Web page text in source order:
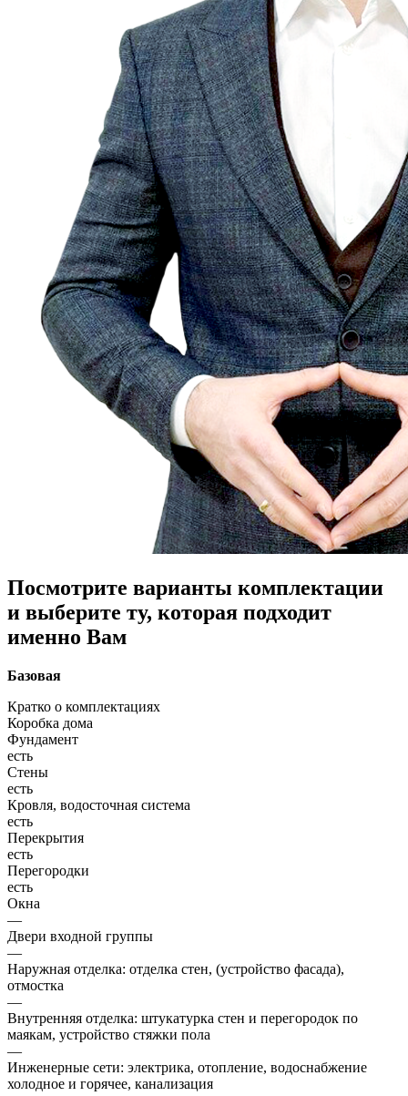
Посмотрите варианты комплектации
и выберите ту, которая подходит
именно Вам
Базовая
Кратко о комплектациях
Коробка дома
Фундамент
есть
Стены
есть
Кровля, водосточная система
есть
Перекрытия
есть
Перегородки
есть
Окна
—
Двери входной группы
—
Наружная отделка: отделка стен, (устройство фасада),
отмостка
—
Внутренняя отделка: штукатурка стен и перегородок по
маякам, устройство стяжки пола
—
Инженерные сети: электрика, отопление, водоснабжение
холодное и горячее, канализация